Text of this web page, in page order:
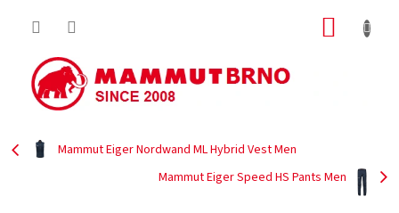
Mammut Eiger Nordwand ML Hybrid Vest Men
Mammut Eiger Speed HS Pants Men